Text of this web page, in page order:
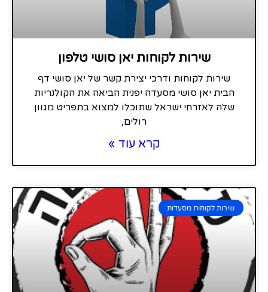
שירות לקוחות יאן סושי טלפון
שירות לקוחות ודרכי יצירת קשר של יאן סושי דף
הבית יאן סושי מסעדה יפנית הביאה את הקולנריות
שלה לאזרחי ישראל שתוכלו למצוא בתפריט מגוון
רולים,
קרא עוד »
שירות לקוחות מסעדות